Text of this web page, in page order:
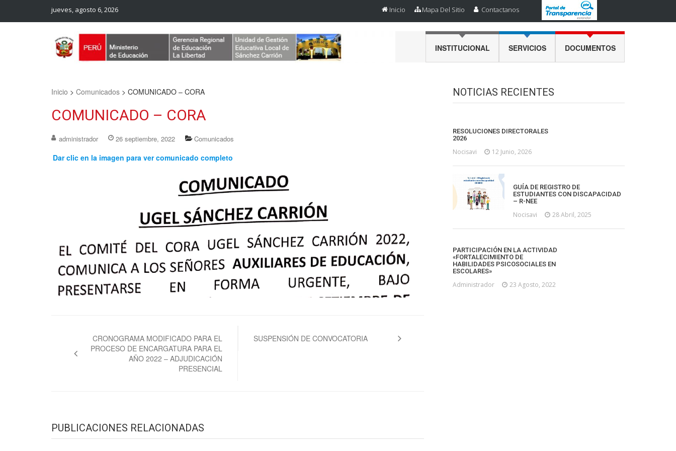
jueves, agosto 6, 2026 Inicio Mapa Del Sitio Contactanos
INSTITUCIONAL SERVICIOS DOCUMENTOS
Inicio > Comunicados > COMUNICADO – CORA
COMUNICADO – CORA
administrador 26 septiembre, 2022 Comunicados
Dar clic en la imagen para ver comunicado completo
entradas
CRONOGRAMA MODIFICADO PARA EL
PROCESO DE ENCARGATURA PARA EL
AÑO 2022 – ADJUDICACIÓN
PRESENCIAL
SUSPENSIÓN DE CONVOCATORIA
PUBLICACIONES RELACIONADAS
NOTICIAS RECIENTES
RESOLUCIONES DIRECTORALES
2026
Nocisavi 12 Junio, 2026
GUÍA DE REGISTRO DE
ESTUDIANTES CON DISCAPACIDAD
– R-NEE
Nocisavi 28 Abril, 2025
PARTICIPACIÓN EN LA ACTIVIDAD
«FORTALECIMIENTO DE
HABILIDADES PSICOSOCIALES EN
ESCOLARES»
Administrador 23 Agosto, 2022